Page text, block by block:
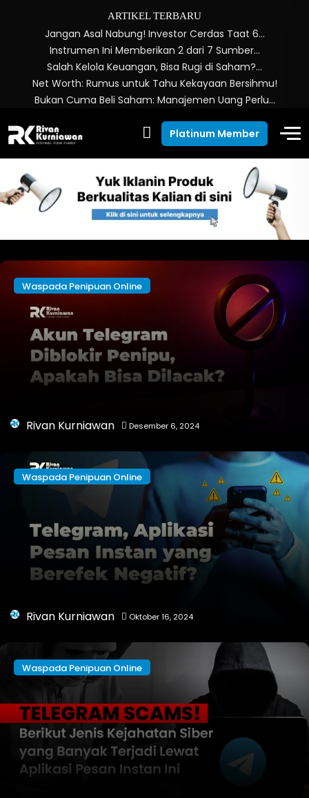
ARTIKEL TERBARU
Jangan Asal Nabung! Investor Cerdas Taat 6…
Instrumen Ini Memberikan 2 dari 7 Sumber…
Salah Kelola Keuangan, Bisa Rugi di Saham?…
Net Worth: Rumus untuk Tahu Kekayaan Bersihmu!
Bukan Cuma Beli Saham: Manajemen Uang Perlu…
Platinum Member
Waspada Penipuan Online
Rivan Kurniawan Desember 6, 2024
Waspada Penipuan Online
Rivan Kurniawan Oktober 16, 2024
Waspada Penipuan Online